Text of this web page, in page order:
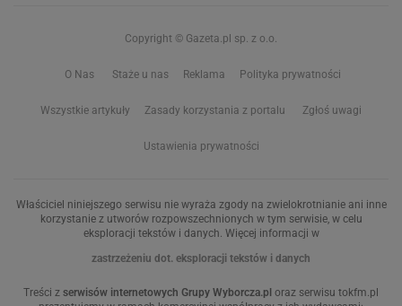
Copyright © Gazeta.pl sp. z o.o.
O Nas Staże u nas Reklama Polityka prywatności
Wszystkie artykuły Zasady korzystania z portalu Zgłoś uwagi
Ustawienia prywatności
Właściciel niniejszego serwisu nie wyraża zgody na zwielokrotnianie ani inne
korzystanie z utworów rozpowszechnionych w tym serwisie, w celu
eksploracji tekstów i danych. Więcej informacji w
zastrzeżeniu dot. eksploracji tekstów i danych
Treści z serwisów internetowych Grupy Wyborcza.pl oraz serwisu tokfm.pl